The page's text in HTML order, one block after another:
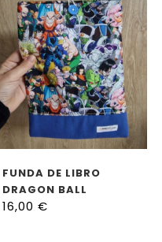
FUNDA DE LIBRO
DRAGON BALL
16,00€